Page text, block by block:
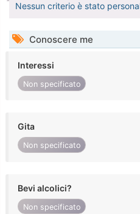
Nessun criterio è stato
Conoscere me
Interessi
Non specificato
Gita
Non specificato
Bevi alcolici?
Non specificato